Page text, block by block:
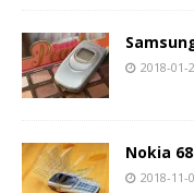
2018-01-
Nokia
2018-11-